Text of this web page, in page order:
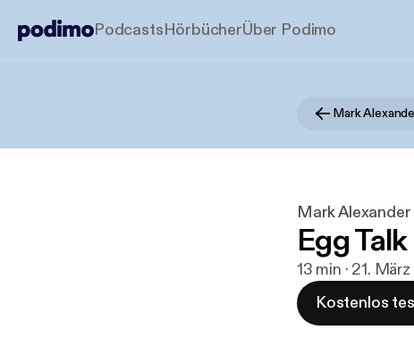
PodcastsHörbücherÜber Podimo
Mark
Mark
Egg
13 min · 21.
Kostenlos